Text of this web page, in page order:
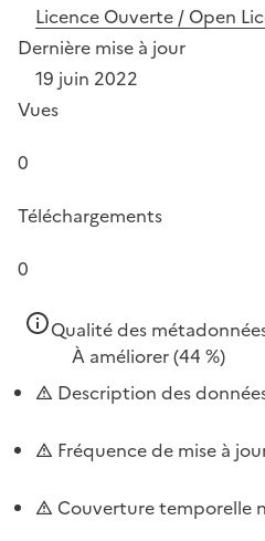
Licence Ouverte / Open
Dernière mise à jour
19 juin 2022
Vues
0
Téléchargements
0
Qualité des
À améliorer(44 %)
Description des
Fréquence de mise à
Couverture temporelle